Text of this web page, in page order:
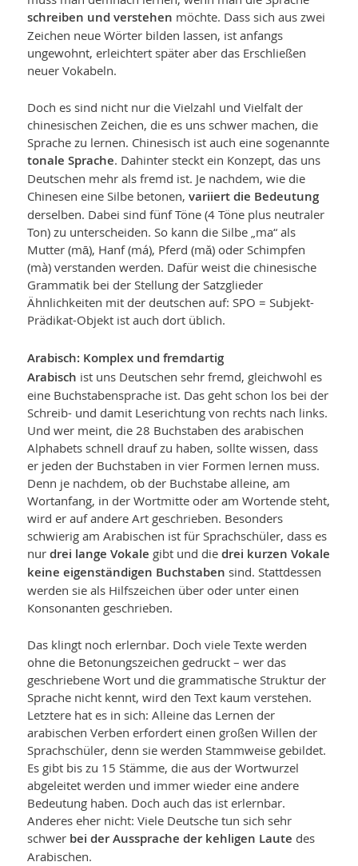
schreiben und verstehen möchte. Dass sich aus zwei
Zeichen neue Wörter bilden lassen, ist anfangs
ungewohnt, erleichtert später aber das Erschließen
neuer Vokabeln.
Doch es sind nicht nur die Vielzahl und Vielfalt der
chinesischen Zeichen, die es uns schwer machen, die
Sprache zu lernen. Chinesisch ist auch eine sogenannte
tonale Sprache. Dahinter steckt ein Konzept, das uns
Deutschen mehr als fremd ist. Je nachdem, wie die
Chinesen eine Silbe betonen,variiert die Bedeutung
derselben. Dabei sind fünf Töne (4 Töne plus neutraler
Ton) zu unterscheiden. So kann die Silbe „ma“ als
Mutter (mā), Hanf (má), Pferd (mǎ) oder Schimpfen
(mà) verstanden werden. Dafür weist die chinesische
Grammatik bei der Stellung der Satzglieder
Ähnlichkeiten mit der deutschen auf: SPO = Subjekt-
Prädikat-Objekt ist auch dort üblich.
Arabisch: Komplex und fremdartig
Arabisch ist uns Deutschen sehr fremd, gleichwohl es
eine Buchstabensprache ist. Das geht schon los bei der
Schreib- und damit Leserichtung von rechts nach links.
Und wer meint, die 28 Buchstaben des arabischen
Alphabets schnell drauf zu haben, sollte wissen, dass
er jeden der Buchstaben in vier Formen lernen muss.
Denn je nachdem, ob der Buchstabe alleine, am
Wortanfang, in der Wortmitte oder am Wortende steht,
wird er auf andere Art geschrieben. Besonders
schwierig am Arabischen ist für Sprach­schüler, dass es
nurdrei lange Vokale gibt und diedrei kurzen Vokale
keine eigenständigen Buchstaben sind. Stattdessen
werden sie als Hilfszeichen über oder unter einen
Konsonanten geschrieben.
Das klingt noch erlernbar. Doch viele Texte werden
ohne die Betonungszeichen gedruckt – wer das
geschriebene Wort und die grammatische Struktur der
Sprache nicht kennt, wird den Text kaum verstehen.
Letztere hat es in sich: Alleine das Lernen der
arabischen Verben erfordert einen großen Willen der
Sprachschüler, denn sie werden Stammweise gebildet.
Es gibt bis zu 15 Stämme, die aus der Wortwurzel
abgeleitet werden und immer wieder eine andere
Bedeutung haben. Doch auch das ist erlernbar.
Anderes eher nicht: Viele Deutsche tun sich sehr
schwer bei der Aussprache der kehligen Laute des
Arabischen.